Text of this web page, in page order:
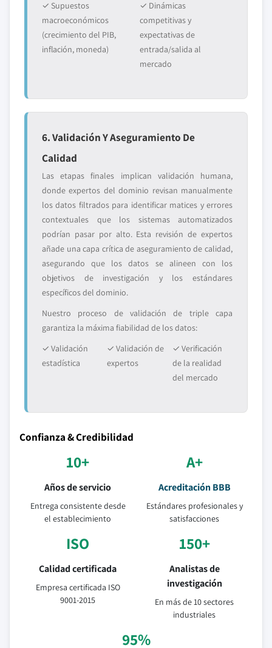
✓ Supuestos
macroeconómicos
(crecimiento del PIB,
inflación, moneda)
✓ Dinámicas
competitivas y
expectativas de
entrada/salida al
mercado
6. Validación Y Aseguramiento De
Calidad
Las etapas finales implican validación humana,
donde expertos del dominio revisan manualmente
los datos filtrados para identificar matices y errores
contextuales que los sistemas automatizados
podrían pasar por alto. Esta revisión de expertos
añade una capa crítica de aseguramiento de calidad,
asegurando que los datos se alineen con los
objetivos de investigación y los estándares
específicos del dominio.
Nuestro proceso de validación de triple capa
garantiza la máxima fiabilidad de los datos:
✓ Validación
estadística
✓ Validación de
expertos
✓ Verificación
de la realidad
del mercado
Confianza & Credibilidad
10+
Años de servicio
Entrega consistente desde
el establecimiento
A+
Acreditación BBB
Estándares profesionales y
satisfacciones
ISO
Calidad certificada
Empresa certificada ISO
9001-2015
150+
Analistas de
investigación
En más de 10 sectores
industriales
95%